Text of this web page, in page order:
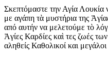
Σκεπτόμαστε την Αγία Λουκία
με αγάπη τὰ μυστήρια της
από αυτήν να μελετούμε τὸ
Ἀγίες Καρδίες καὶ τες ζωές
αληθείς Καθολικοί και